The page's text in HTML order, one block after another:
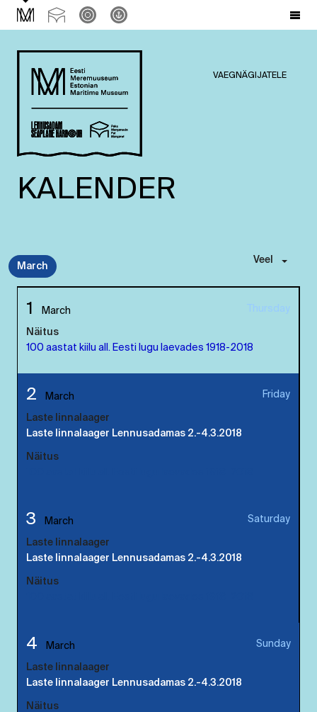
VAEGNÄGIJATELE
KALENDER
March
Veel
1 March Thursday
Näitus
100 aastat kiilu all. Eesti lugu laevades 1918-2018
2 March Friday
Laste linnalaager
Laste linnalaager Lennusadamas 2.-4.3.2018
Näitus
3 March Saturday
Laste linnalaager
Laste linnalaager Lennusadamas 2.-4.3.2018
Näitus
4 March Sunday
Laste linnalaager
Laste linnalaager Lennusadamas 2.-4.3.2018
Näitus